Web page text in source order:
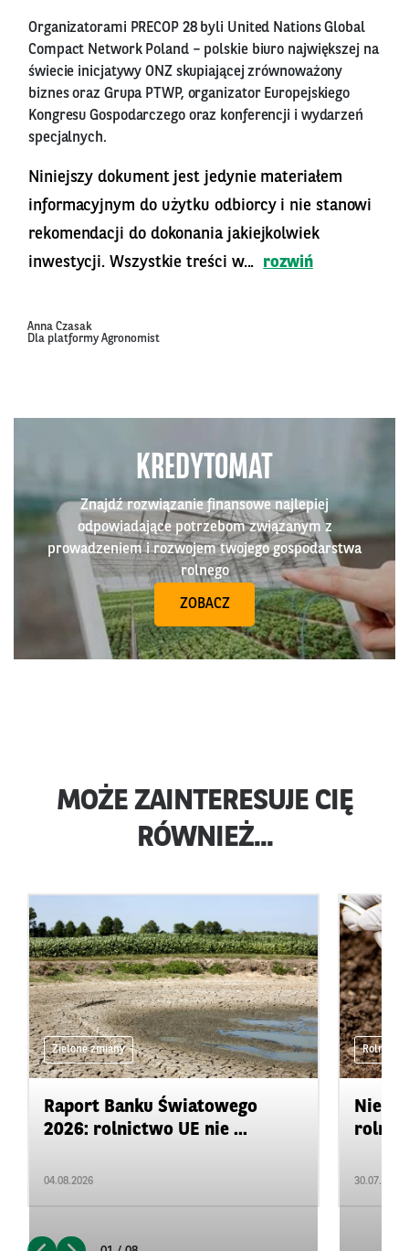
Organizatorami PRECOP 28 byli United Nations Global
Compact Network Poland – polskie biuro największej na
świecie inicjatywy ONZ skupiającej zrównoważony
biznes oraz Grupa PTWP, organizator Europejskiego
Kongresu Gospodarczego oraz konferencji i wydarzeń
specjalnych.
Niniejszy dokument jest jedynie materiałem
informacyjnym do użytku odbiorcy i nie stanowi
rekomendacji do dokonania jakiejkolwiek
inwestycji. Wszystkie treści w...
rozwiń
Anna Czasak
Dla platformy Agronomist
KREDYTOMAT
Znajdź rozwiązanie finansowe najlepiej
odpowiadające potrzebom związanym z
prowadzeniem i rozwojem twojego gospodarstwa
rolnego
ZOBACZ
MOŻE ZAINTERESUJE CIĘ
RÓWNIEŻ...
Zielone zmiany
Raport Banku Światowego
2026: rolnictwo UE nie ...
04.08.2026 30.07.2026